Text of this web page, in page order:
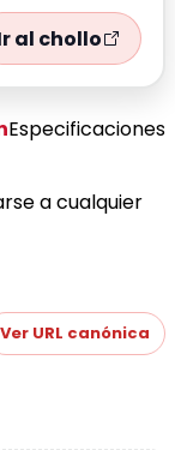
al chollo
Especificaciones
a cualquier
Ver URL canónica